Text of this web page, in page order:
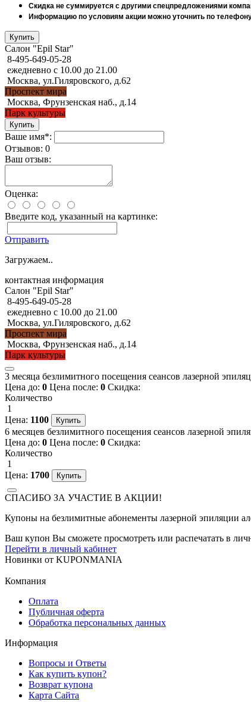
Скидка не суммируется с другими спецпредложениями
Информацию по условиям акции можно уточнить по
Салон "Epil Star"
8-495-649-05-28
ежедневно с 10.00 до 21.00
Москва, ул.Гиляровского, д.62
Проспект мира
Москва, Фрунзенская наб., д.14
Парк культуры
Ваше имя*:
Отзывов: 0
Ваш отзыв:
Оценка:
Введите код, указанный на картинке:
Отправить
Загружаем..
контактная информация
Салон "Epil Star"
8-495-649-05-28
ежедневно с 10.00 до 21.00
Москва, ул.Гиляровского, д.62
Проспект мира
Москва, Фрунзенская наб., д.14
Парк культуры
3 месяца безлимитного посещения сеансов лазерной
Цена до: 0 Цена после: 0 Скидка:
Количество
1
Цена: 1100
6 месяцев безлимитного посещения сеансов лазерной
Цена до: 0 Цена после: 0 Скидка:
Количество
1
Цена: 1700
СПАСИБО ЗА УЧАСТИЕ В АКЦИИ!
Купоны на безлимитные абонементы лазерной эпиляции
Ваш купон Вы сможете просмотреть или распечатать в
Перейти в личный кабинет
Новинки от KUPONMANIA
Компания
Оплата
Публичная оферта
Обработка персональных данных
Информация
Вопросы и Ответы
Как купить купон?
Возврат купона
Карта Сайта